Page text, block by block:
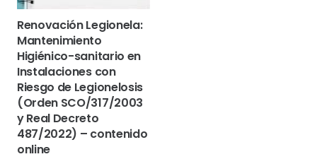
Renovación Legionela:
Mantenimiento
Higiénico-sanitario en
Instalaciones con
Riesgo de Legionelosis
(Orden SCO/317/2003
y Real Decreto
487/2022) – contenido
online